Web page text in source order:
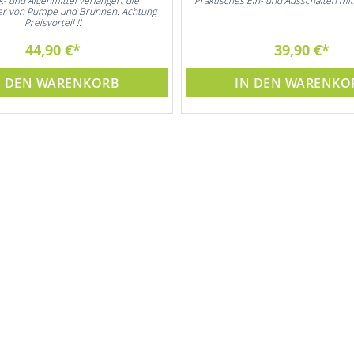
von Pumpe und Brunnen. Achtung
Preisvorteil !!
44,90 €
WARENKORB
39,90 €
IN DEN